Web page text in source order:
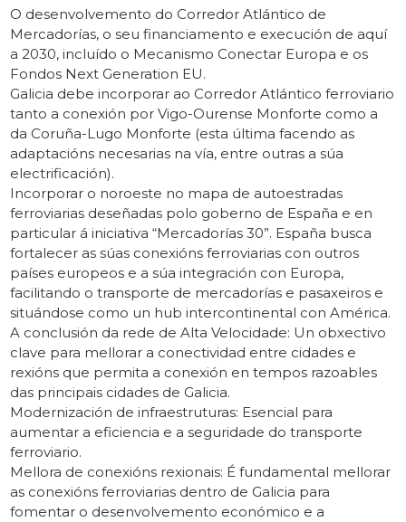
O desenvolvemento do Corredor Atlántico de
Mercadorías, o seu financiamento e execución de aquí
a 2030, incluído o Mecanismo Conectar Europa e os
Fondos Next Generation EU.
Galicia debe incorporar ao Corredor Atlántico ferroviario
tanto a conexión por Vigo-Ourense Monforte como a
da Coruña-Lugo Monforte (esta última facendo as
adaptacións necesarias na vía, entre outras a súa
electrificación).
Incorporar o noroeste no mapa de autoestradas
ferroviarias deseñadas polo goberno de España e en
particular á iniciativa “Mercadorías 30”. España busca
fortalecer as súas conexións ferroviarias con outros
países europeos e a súa integración con Europa,
facilitando o transporte de mercadorías e pasaxeiros e
situándose como un hub intercontinental con América.
A conclusión da rede de Alta Velocidade: Un obxectivo
clave para mellorar a conectividad entre cidades e
rexións que permita a conexión en tempos razoables
das principais cidades de Galicia.
Modernización de infraestruturas: Esencial para
aumentar a eficiencia e a seguridade do transporte
ferroviario.
Mellora de conexións rexionais: É fundamental mellorar
as conexións ferroviarias dentro de Galicia para
fomentar o desenvolvemento económico e a